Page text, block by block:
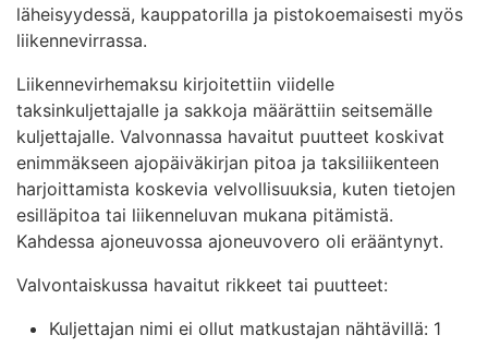
läheisyydessä, kauppatorilla ja pistokoemaisesti myös
liikennevirrassa.
Liikennevirhemaksu kirjoitettiin viidelle
taksinkuljettajalle ja sakkoja määrättiin seitsemälle
kuljettajalle. Valvonnassa havaitut puutteet koskivat
enimmäkseen ajopäiväkirjan pitoa ja taksiliikenteen
harjoittamista koskevia velvollisuuksia, kuten tietojen
esilläpitoa tai liikenneluvan mukana pitämistä.
Kahdessa ajoneuvossa ajoneuvovero oli erääntynyt.
Valvontaiskussa havaitut rikkeet tai puutteet:
Kuljettajan nimi ei ollut matkustajan nähtävillä: 1